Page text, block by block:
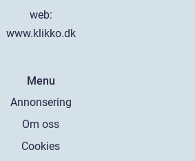
web:
www.klikko.dk
Menu
Annonsering
Om oss
Cookies